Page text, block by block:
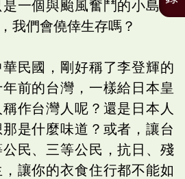
一個與颱風奮鬥的小島，
我們會僥倖生存嗎？
民國，剛好稱了李登輝的
前的台灣，一樣給日本皇
作台灣人呢？還是日本人
是什麼味道？或者，讓台
民、三等公民，抗日、殘
讓你的衣食住行都不能如